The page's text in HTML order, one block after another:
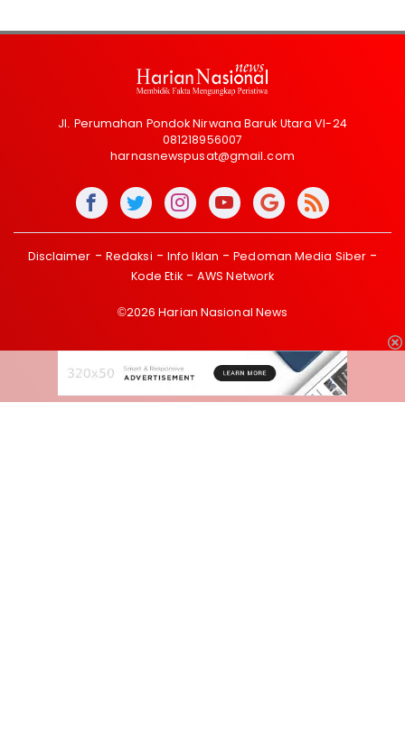
Jl. Perumahan Pondok Nirwana Baruk Utara VI-24
081218956007
harnasnewspusat@gmail.com
Disclaimer Redaksi Info Iklan
Pedoman Media Siber
Kode Etik
AWS Network
©2026 Harian Nasional News